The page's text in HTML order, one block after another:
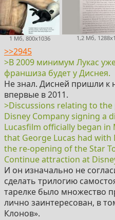
1 Мб, 800x1036 1,2 Мб,
>>2945
>В 2009 минимум Лукас
франшиза будет у Диснея.
Не знал. Дисней пришли к
впервые в 2011.
>Discussions relating to
Disney Company signing a
Lucasfilm officially began in
that George Lucas had with
the re-opening of the Star
Continue attraction at
И он изначально не
сделать трилогию
тарелке было множество
лично заинтересован, в
Клонов».